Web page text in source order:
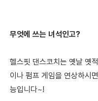
무엇에 쓰는 녀석인고?
헬스핏 댄스코치는 옛날 옛
이나 펌프 게임을 연상하시
능입니다~!